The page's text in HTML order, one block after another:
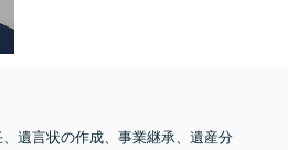
遺言状の作成、事業継承、遺産分